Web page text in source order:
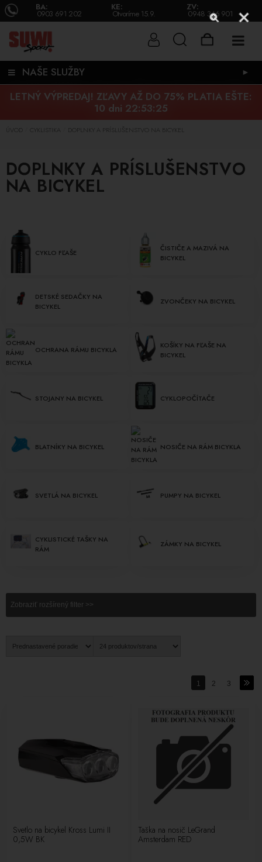
BA:
0903 691 202
KE:
Otvoríme 15.9.
ZV:
0948 346 901
NAŠE SLUŽBY ►
LETNÝ VÝPREDAJ! ZĽAVY AŽ DO 75% PLATIA EŠTE:
10 dni 22:53:24
ÚVOD CYKLISTIKA DOPLNKY A PRÍSLUŠENSTVO NA BICYKEL
DOPLNKY A PRÍSLUŠENSTVO
NA BICYKEL
CYKLO FĽAŠE
ČISTIČE A MAZIVÁ NA
BICYKEL
DETSKÉ SEDAČKY NA
BICYKEL
ZVONČEKY NA BICYKEL
OCHRANA RÁMU BICYKLA
KOŠÍKY NA FĽAŠE NA
BICYKEL
STOJANY NA BICYKEL CYKLOPOČÍTAČE
BLATNÍKY NA BICYKEL NOSIČE NA RÁM BICYKLA
SVETLÁ NA BICYKEL PUMPY NA BICYKEL
CYKLISTICKÉ TAŠKY NA
RÁM
ZÁMKY NA BICYKEL
Zobraziť rozšírený filter >>
1 2 3
Svetlo na bicykel Kross Lumi II
0,5W BK
Taška na nosič LeGrand
Amsterdam RED